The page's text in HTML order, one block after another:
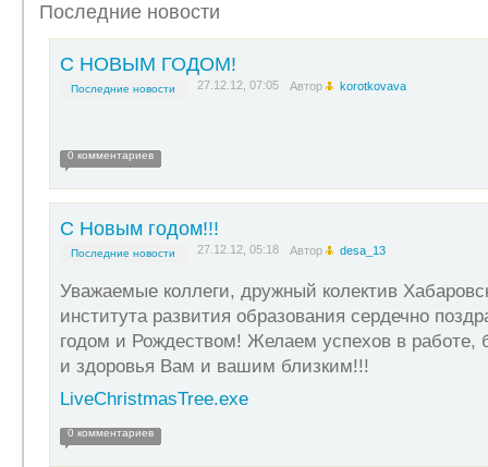
Последние новости
С НОВЫМ ГОДОМ!
Последние новости 27.12.12, 07:05 Автор korotkovava
0 комментариев
С Новым годом!!!
Последние новости 27.12.12, 05:18 Автор desa_13
Уважаемые коллеги, дружный колектив
института развития образования сердечно
годом и Рождеством! Желаем успехов в работе,
и здоровья Вам и вашим близким!!!
LiveChristmasTree.exe
0 комментариев